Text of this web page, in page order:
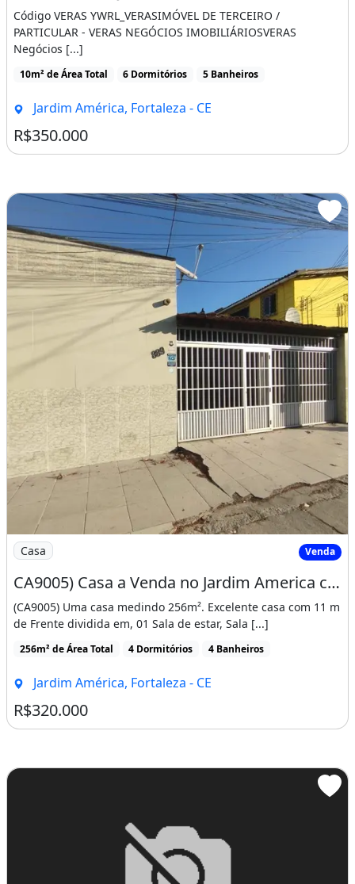
Código VERAS YWRL_VERASIMÓVEL DE TERCEIRO /
PARTICULAR - VERAS NEGÓCIOS IMOBILIÁRIOSVERAS
Negócios [...]
10m² de Área Total 6 Dormitórios 5 Banheiros
Jardim América, Fortaleza - CE
R$350.000
Imagem: CA9005) Casa a Venda no Jardim America com
Casa Venda
CA9005) Casa a Venda no Jardim America com 04 quartos e 256m²
(CA9005) Uma casa medindo 256m². Excelente casa com 11 m
de Frente dividida em, 01 Sala de estar, Sala [...]
256m² de Área Total 4 Dormitórios 4 Banheiros
Jardim América, Fortaleza - CE
R$320.000